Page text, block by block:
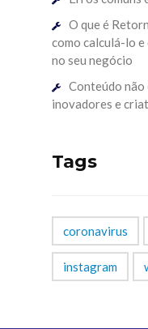
O que é
como calculá-lo
no seu negócio
Conteúdo
inovadores e
Tags
coronavirus
instagram